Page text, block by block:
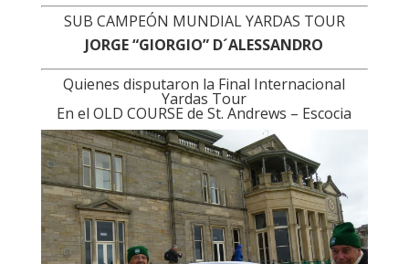
SUB CAMPEÓN MUNDIAL YARDAS TOUR
JORGE “GIORGIO” D´ALESSANDRO
Quienes disputaron la Final Internacional
Yardas Tour
En el OLD COURSE de St. Andrews – Escocia